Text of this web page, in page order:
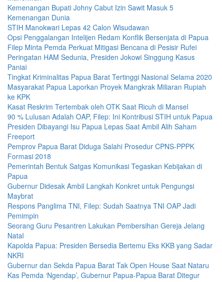
Kemenangan Bupati Johny Cabut Izin Sawit Masuk 5
Kemenangan Dunia
STIH Manokwari Lepas 42 Calon Wisudawan
Opsi Penggalangan Intelijen Redam Konflik Bersenjata di Papua
Filep Minta Pemda Perkuat Mitigasi Bencana di Pesisir Rufei
Peringatan HAM Sedunia, Presiden Jokowi Singgung Kasus
Paniai
Tingkat Kriminalitas Papua Barat Tertinggi Nasional Selama 2020
Masyarakat Papua Laporkan Proyek Mangkrak Miliaran Rupiah
ke KPK
Kasat Reskrim Tertembak oleh OTK Saat Ricuh di Mansel
90 % Lulusan Adalah OAP, Filep: Ini Kontribusi STIH untuk Papua
Presiden Dibayangi Isu Papua Lepas Saat Ambil Alih Saham
Freeport
Pemprov Papua Barat Diduga Salahi Prosedur CPNS-PPPK
Formasi 2018
Pemerintah Bentuk Satgas Komunikasi Tegaskan Kebijakan di
Papua
Gubernur Didesak Ambil Langkah Konkret untuk Pengungsi
Maybrat
Respons Panglima TNI, Filep: Sudah Saatnya TNI OAP Jadi
Pemimpin
Seorang Guru Pesantren Lakukan Pembersihan Gereja Jelang
Natal
Kapolda Papua: Presiden Bersedia Bertemu Eks KKB yang Sadar
NKRI
Gubernur dan Sekda Papua Barat Tak Open House Saat Nataru
Kas Pemda ‘Ngendap’, Gubernur Papua-Papua Barat Ditegur